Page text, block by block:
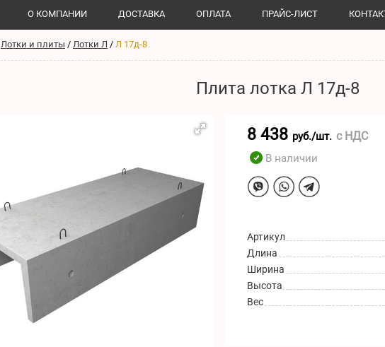
О КОМПАНИИ ДОСТАВКА ОПЛАТА ПРАЙС-ЛИСТ
Лотки и плиты / Лотки Л / Л 17д-8
Плита лотка Л 17д-8
8 438 руб./шт. с НДС
В наличии
Артикул
Длина
Ширина
Высота
Вес